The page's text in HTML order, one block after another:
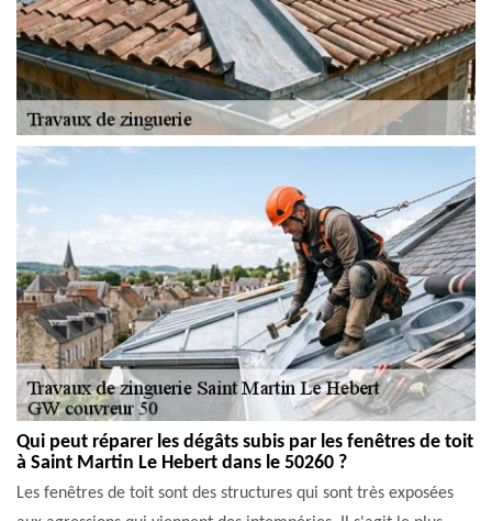
Qui peut réparer les dégâts subis par les fenêtres de toit
à Saint Martin Le Hebert dans le 50260 ?
Les fenêtres de toit sont des structures qui sont très exposées